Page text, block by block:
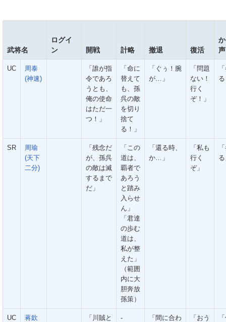
武将名
ログイ
ン
開戦 計略 撤退 復活
声
UC
周泰
(神速)
「誰が指
令であろ
うとも、
俺の使命
はただ一
つ！」
「命に
替えて
も、孫
呉の敵
を切り
捨て
る！」
「ぐぅ！腕
が…」
「問題
ない！
行く
ぞ！」
SR
周瑜
(天下
二分)
「残念だ
が、孫呉
の敵は滅
するまで
だ」
「この
道は、
覇者で
あろう
と踏み
入らせ
ん」
「君達
の歩む
道は、
私が整
えた」
（範囲
内に大
胆奔放
孫策）
「還る時、
か…」
「私も
行く
ぞ」
UC
蒋欽
「川賊と
-
「間に合わ
「おう